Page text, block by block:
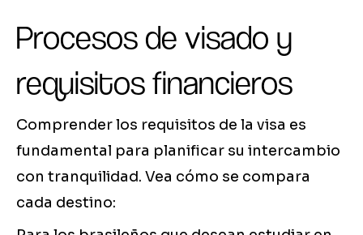
Procesos de visado y
requisitos financieros
Comprender los requisitos de la visa es
fundamental para planificar su intercambio
con tranquilidad. Vea cómo se compara
cada destino: